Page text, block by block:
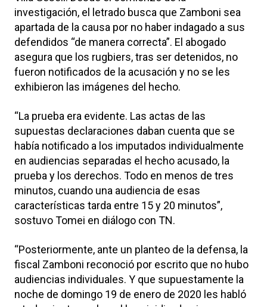
investigación, el letrado busca que Zamboni sea
apartada de la causa por no haber indagado a sus
defendidos “de manera correcta”. El abogado
asegura que los rugbiers, tras ser detenidos, no
fueron notificados de la acusación y no se les
exhibieron las imágenes del hecho.
“La prueba era evidente. Las actas de las
supuestas declaraciones daban cuenta que se
había notificado a los imputados individualmente
en audiencias separadas el hecho acusado, la
prueba y los derechos. Todo en menos de tres
minutos, cuando una audiencia de esas
características tarda entre 15 y 20 minutos”,
sostuvo Tomei en diálogo con TN.
“Posteriormente, ante un planteo de la defensa, la
fiscal Zamboni reconoció por escrito que no hubo
audiencias individuales. Y que supuestamente la
noche de domingo 19 de enero de 2020 les habló